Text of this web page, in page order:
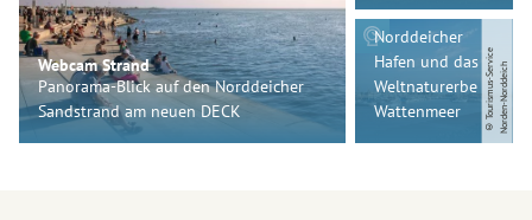
Webcam Strand
Panorama-Blick auf den Norddeicher
Sandstrand am neuen DECK
den
Norddeicher
Hafen und das
Weltnaturerbe
Wattenmeer
©
T
o
u
ri
s
m
u
s
-
S
er
vi
c
e
N
o
r
d
e
n
-
N
o
r
d
d
ei
ch